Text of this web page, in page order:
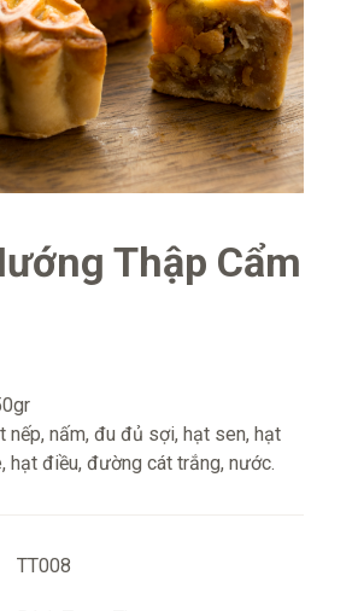
Thập Cẩm
nếp, nấm, đu đủ sợi, hạt sen, hạt
hạt điều, đường cát trắng, nước.
TT008